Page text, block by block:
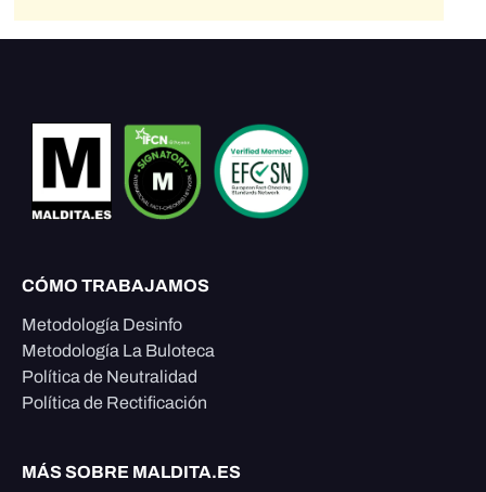
CÓMO TRABAJAMOS
Metodología Desinfo
Metodología La Buloteca
Política de Neutralidad
Política de Rectificación
MÁS SOBRE MALDITA.ES